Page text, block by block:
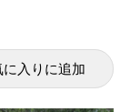
に入りに追加